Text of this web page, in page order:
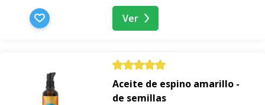
Ver
Aceite de espino amarillo -
de semillas